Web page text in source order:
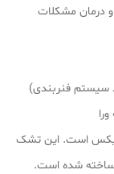
درمان مشکلات
سیستم فنربندی)
است. این تشک
ساخته شده است.